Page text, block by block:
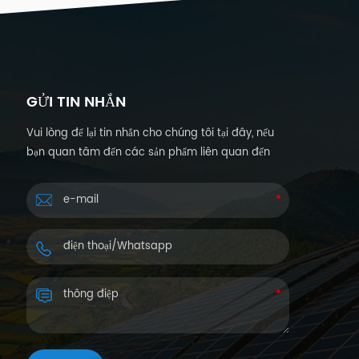
GỬI TIN NHẮN
Vui lòng để lại tin nhắn cho chúng tôi tại đây, nếu
bạn quan tâm đến các sản phẩm liên quan đến
Chúng tôi sẽ trả lời bạn trong vòng 24 giờ.